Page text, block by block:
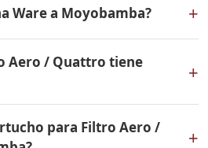
Contáctame por WhatsApp para
promociones disponibles y
desde el 10% de inicial.
Ware a Moyobamba? +
Martin y a todo el Perú. El
Aero / Quattro tiene
+
de fabricación. Todos los
para Filtro Aero /
+